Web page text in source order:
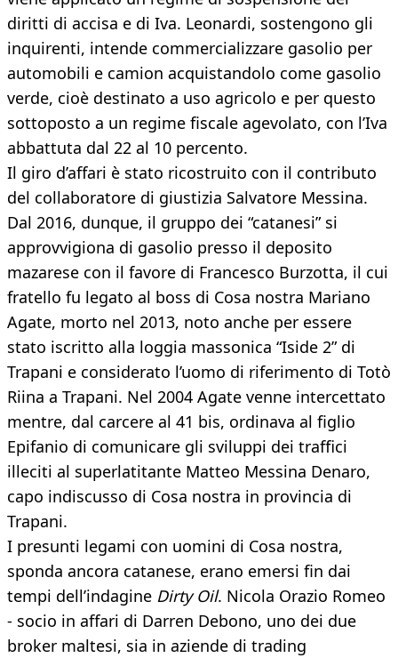
diritti di accisa e di Iva. Leonardi, sostengono gli
inquirenti, intende commercializzare gasolio per
automobili e camion acquistandolo come gasolio
verde, cioè destinato a uso agricolo e per questo
sottoposto a un regime fiscale agevolato, con l’Iva
abbattuta dal 22 al 10 percento.
Il giro d’affari è stato ricostruito con il contributo
del collaboratore di giustizia Salvatore Messina.
Dal 2016, dunque, il gruppo dei “catanesi” si
approvvigiona di gasolio presso il deposito
mazarese con il favore di Francesco Burzotta, il cui
fratello fu legato al boss di Cosa nostra Mariano
Agate, morto nel 2013, noto anche per essere
stato iscritto alla loggia massonica “Iside 2” di
Trapani e considerato l’uomo di riferimento di Totò
Riina a Trapani. Nel 2004 Agate venne intercettato
mentre, dal carcere al 41 bis, ordinava al figlio
Epifanio di comunicare gli sviluppi dei traffici
illeciti al superlatitante Matteo Messina Denaro,
capo indiscusso di Cosa nostra in provincia di
Trapani.
I presunti legami con uomini di Cosa nostra,
sponda ancora catanese, erano emersi fin dai
tempi dell’indagine Dirty Oil. Nicola Orazio Romeo
- socio in affari di Darren Debono, uno dei due
broker maltesi, sia in aziende di trading